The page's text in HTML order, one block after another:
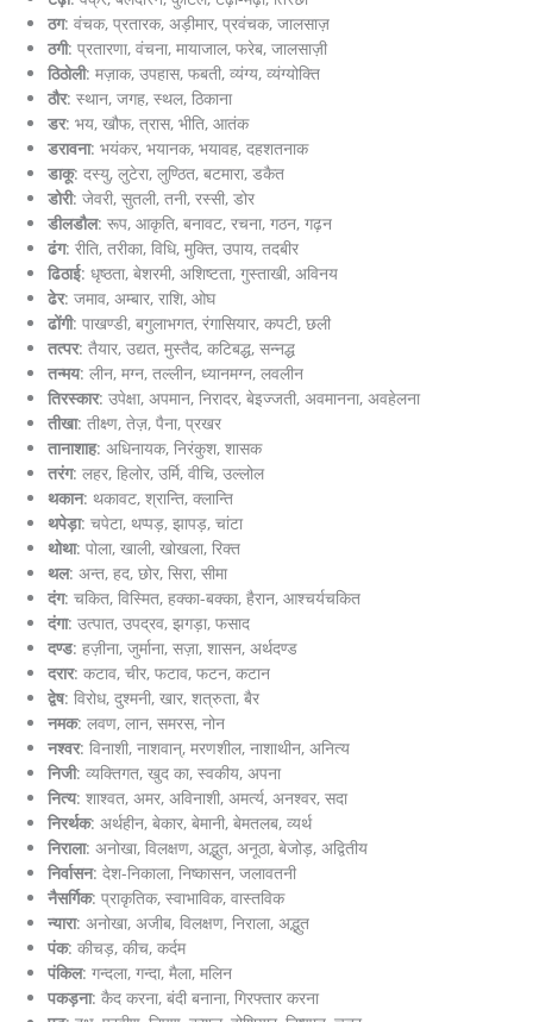
ठग: वंचक, प्रतारक, अड़ीमार, प्रवंचक, जालसाज़
ठगी: प्रतारणा, वंचना, मायाजाल, फरेब, जालसाज़ी
ठिठोली: मज़ाक, उपहास, फबती, व्यंग्य, व्यंग्योक्ति
ठौर: स्थान, जगह, स्थल, ठिकाना
डर: भय, खौफ, त्रास, भीति, आतंक
डरावना: भयंकर, भयानक, भयावह, दहशतनाक
डाकू: दस्यु, लुटेरा, लुण्ठित, बटमारा, डकैत
डोरी: जेवरी, सुतली, तनी, रस्सी, डोर
डीलडौल: रूप, आकृति, बनावट, रचना, गठन, गढ़न
ढंग: रीति, तरीका, विधि, मुक्ति, उपाय, तदबीर
ढिठाई: धृष्ठता, बेशरमी, अशिष्टता, गुस्ताखी, अविनय
ढेर: जमाव, अम्बार, राशि, ओघ
ढोंगी: पाखण्डी, बगुलाभगत, रंगासियार, कपटी, छली
तत्पर: तैयार, उद्यत, मुस्तैद, कटिबद्ध, सन्नद्ध
तन्मय: लीन, मग्न, तल्लीन, ध्यानमग्न, लवलीन
तिरस्कार: उपेक्षा, अपमान, निरादर, बेइज्जती, अवमानना, अवहेलना
तीखा: तीक्ष्ण, तेज़, पैना, प्रखर
तानाशाह: अधिनायक, निरंकुश, शासक
तरंग: लहर, हिलोर, उर्मि, वीचि, उल्लोल
थकान: थकावट, श्रान्ति, क्लान्ति
थपेड़ा: चपेटा, थप्पड़, झापड़, चांटा
थोथा: पोला, खाली, खोखला, रिक्त
थल: अन्त, हद, छोर, सिरा, सीमा
दंग: चकित, विस्मित, हक्का-बक्का, हैरान, आश्चर्यचकित
दंगा: उत्पात, उपद्रव, झगड़ा, फसाद
दण्ड: हज़ीना, जुर्माना, सज़ा, शासन, अर्थदण्ड
दरार: कटाव, चीर, फटाव, फटन, कटान
द्वेष: विरोध, दुश्मनी, खार, शत्रुता, बैर
नमक: लवण, लान, समरस, नोन
नश्वर: विनाशी, नाशवान्, मरणशील, नाशाथीन, अनित्य
निजी: व्यक्तिगत, खुद का, स्वकीय, अपना
नित्य: शाश्वत, अमर, अविनाशी, अमर्त्य, अनश्वर, सदा
निरर्थक: अर्थहीन, बेकार, बेमानी, बेमतलब, व्यर्थ
निराला: अनोखा, विलक्षण, अद्भुत, अनूठा, बेजोड़, अद्वितीय
निर्वासन: देश-निकाला, निष्कासन, जलावतनी
नैसर्गिक: प्राकृतिक, स्वाभाविक, वास्तविक
न्यारा: अनोखा, अजीब, विलक्षण, निराला, अद्भुत
पंक: कीचड़, कीच, कर्दम
पंकिल: गन्दला, गन्दा, मैला, मलिन
पकड़ना: कैद करना, बंदी बनाना, गिरफ्तार करना